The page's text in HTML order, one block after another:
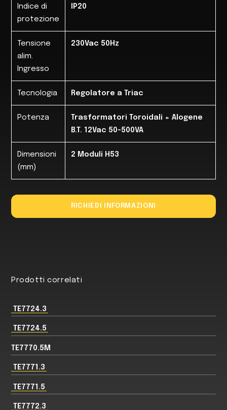
Indice di
protezione
IP20
Tensione
alim.
Ingresso
230Vac 50Hz
Tecnologia Regolatore a Triac
Potenza
Trasformatori Toroidali + Alogene
B.T. 12Vac 50-500VA
Dimensioni
(mm)
2 Moduli H53
RICHIEDI INFORMAZIONI
Prodotti correlati
TE7724.3
TE7724.5
TE7770.5M
TE7771.3
TE7771.5
TE7772.3